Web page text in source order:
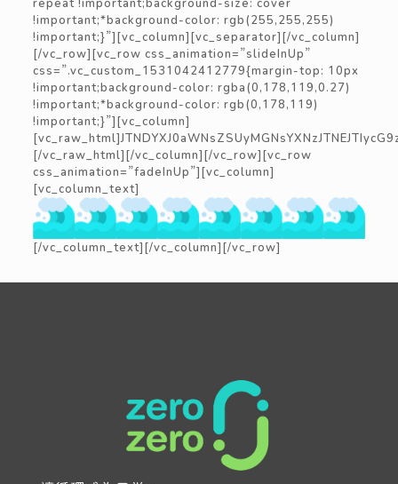
!important;*background-color: rgb(255,255,255)
!important;}”][vc_column][vc_separator][/vc_column]
[/vc_row][vc_row css_animation=”slideInUp”
css=”.vc_custom_1531042412779{margin-top: 10px
!important;background-color: rgba(0,178,119,0.27)
!important;*background-color: rgb(0,178,119)
!important;}”][vc_column]
[/vc_raw_html][/vc_column][/vc_row][vc_row
css_animation=”fadeInUp”][vc_column]
[vc_column_text]
[/vc_column_text][/vc_column][/vc_row]